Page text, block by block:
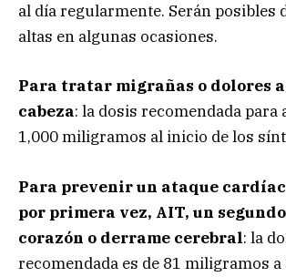
al día regularmente. Serán posibles
altas en algunas ocasiones.
Para tratar migrañas o dolores
cabeza: la dosis recomendada para
1,000 miligramos al inicio de los
Para prevenir un ataque
por primera vez, AIT, un
corazón o derrame cerebral: la
recomendada es de 81 miligramos a